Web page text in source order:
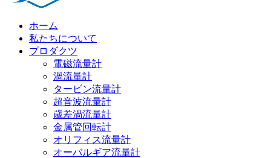
ホーム
私たちについて
プロダクツ
電磁流量計
渦流量計
タービン流量計
超音波流量計
歳差渦流量計
金属管回転計
オリフィス流量計
オーバルギア流量計